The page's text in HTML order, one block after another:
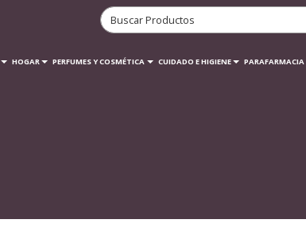
HOGAR PERFUMES Y COSMÉTICA CUIDADO E HIGIENE PARAFARMACIA